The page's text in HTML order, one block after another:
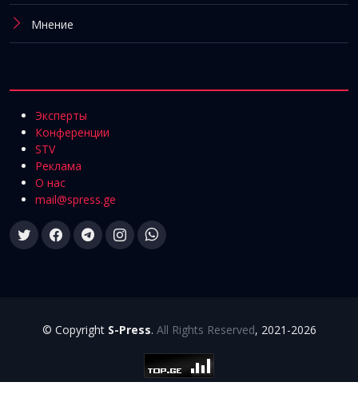
Мнение
Эксперты
Конференции
STV
Реклама
О нас
mail@spress.ge
© Copyright S-Press. All Rights Reserved, 2021-2026